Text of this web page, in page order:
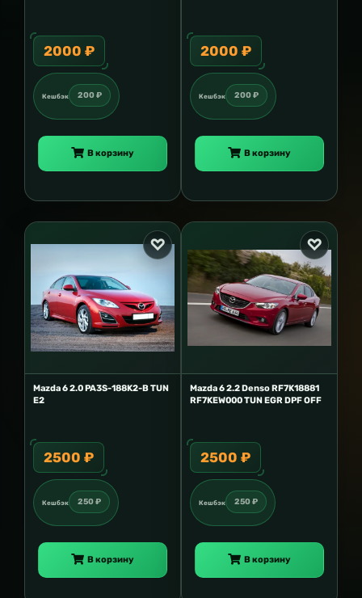
2000 ₽
Кешбэк 200 ₽
В корзину
2000 ₽
Кешбэк 200 ₽
В корзину
Mazda 6 2.0 PA3S-188K2-B TUN
E2
2500 ₽
Кешбэк 250 ₽
В корзину
Mazda 6 2.2 Denso RF7K18881
RF7KEW000 TUN EGR DPF OFF
2500 ₽
Кешбэк 250 ₽
В корзину